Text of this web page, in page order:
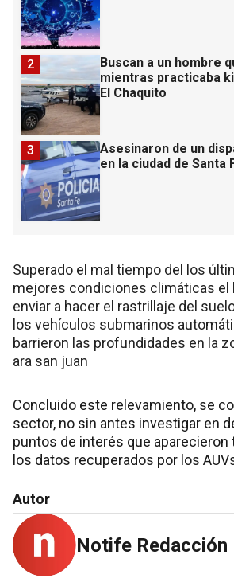
Buscan a un hombre
mientras practicaba
El Chaquito
2
Asesinaron de un
en la ciudad de Santa
3
Superado el mal tiempo del los
mejores condiciones climáticas el
enviar a hacer el rastrillaje del
los vehículos submarinos
barrieron las profundidades en la
ara san juan
Concluido este relevamiento, se
sector, no sin antes investigar en
puntos de interés que aparecieron
los datos recuperados por los
Autor
Notife Redacción